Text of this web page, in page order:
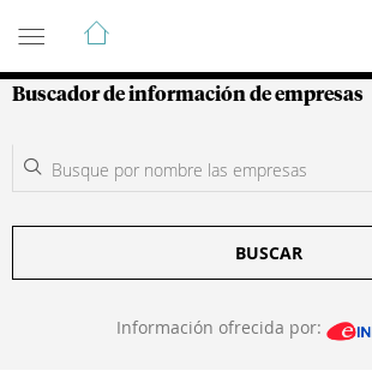
Guía de Empresas
Buscador de información de empresas
BUSCAR
Información ofrecida por: